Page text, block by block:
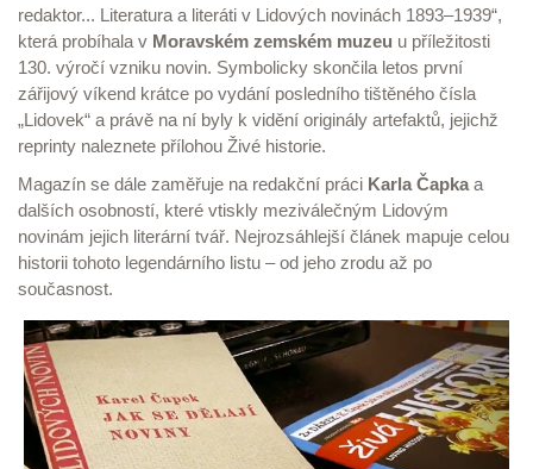
redaktor... Literatura a literáti v Lidových novinách 1893–1939“,
která probíhala v Moravském zemském muzeu u příležitosti
130. výročí vzniku novin. Symbolicky skončila letos první
zářijový víkend krátce po vydání posledního tištěného čísla
„Lidovek“ a právě na ní byly k vidění originály artefaktů, jejichž
reprinty naleznete přílohou Živé historie.
Magazín se dále zaměřuje na redakční práci Karla Čapka a
dalších osobností, které vtiskly meziválečným Lidovým
novinám jejich literární tvář. Nejrozsáhlejší článek mapuje celou
historii tohoto legendárního listu – od jeho zrodu až po
současnost.